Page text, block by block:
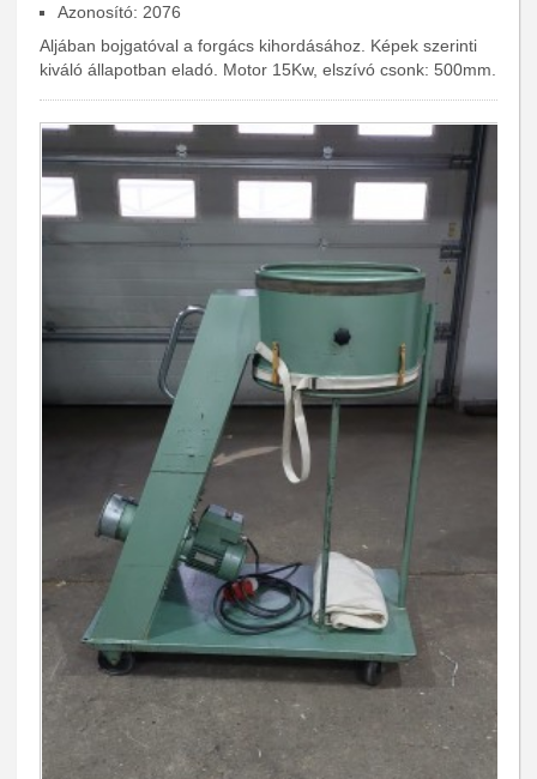
Azonosító: 2076
Aljában bojgatóval a forgács kihordásához. Képek szerinti
kiváló állapotban eladó. Motor 15Kw, elszívó csonk: 500mm.